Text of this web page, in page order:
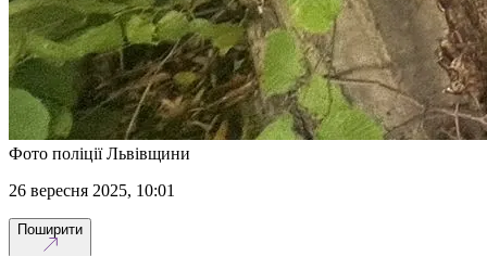
Фото поліції Львівщини
26 вересня 2025, 10:01
Поширити